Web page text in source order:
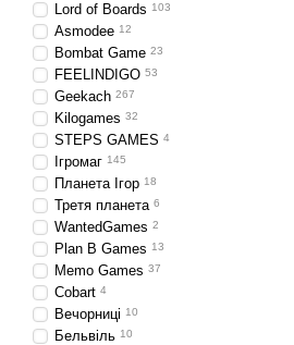
Lord of Boards 103
Asmodee 12
Bombat Game 23
FEELINDIGO 53
Geekach 267
Kilogames 32
STEPS GAMES 4
Ігромаг 145
Планета Ігор 18
Третя планета 6
WantedGames 2
Plan B Games 13
Memo Games 37
Cobart 4
Вечорниці 10
Бельвіль 10